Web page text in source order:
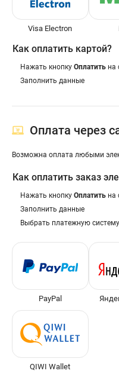
Visa Electron
Как оплатить картой?
Нажать кнопку Оплатить на
Заполнить данные
Оплата через
Возможна оплата любыми
Как оплатить заказ
Нажать кнопку Оплатить на
Заполнить данные
Выбрать платежную систему
PayPal
QIWI Wallet